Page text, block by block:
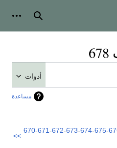
بحث
أدوات
مساعدة
670-671-672-673-674-675-
>>